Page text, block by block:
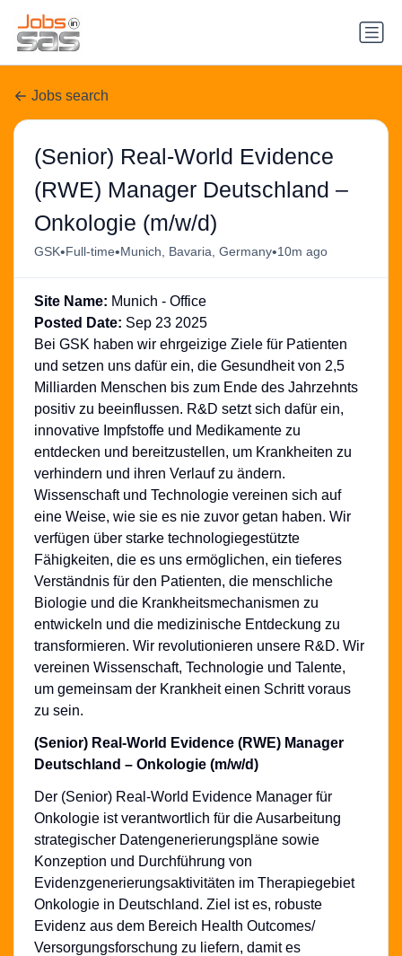
Jobs search
(Senior) Real-World Evidence
(RWE) Manager Deutschland –
Onkologie (m/w/d)
GSK•Full-time•Munich, Bavaria, Germany•10m ago
Site Name: Munich - Office
Posted Date: Sep 23 2025
Bei GSK haben wir ehrgeizige Ziele für Patienten
und setzen uns dafür ein, die Gesundheit von 2,5
Milliarden Menschen bis zum Ende des Jahrzehnts
positiv zu beeinflussen. R&D setzt sich dafür ein,
innovative Impfstoffe und Medikamente zu
entdecken und bereitzustellen, um Krankheiten zu
verhindern und ihren Verlauf zu ändern.
Wissenschaft und Technologie vereinen sich auf
eine Weise, wie sie es nie zuvor getan haben. Wir
verfügen über starke technologiegestützte
Fähigkeiten, die es uns ermöglichen, ein tieferes
Verständnis für den Patienten, die menschliche
Biologie und die Krankheitsmechanismen zu
entwickeln und die medizinische Entdeckung zu
transformieren. Wir revolutionieren unsere R&D. Wir
vereinen Wissenschaft, Technologie und Talente,
um gemeinsam der Krankheit einen Schritt voraus
zu sein.
(Senior) Real-World Evidence (RWE) Manager
Deutschland – Onkologie (m/w/d)
Der (Senior) Real-World Evidence Manager für
Onkologie ist verantwortlich für die Ausarbeitung
strategischer Datengenerierungsplänesowie
Konzeption und Durchführung von
Evidenzgenerierungsaktivitäten im Therapiegebiet
Onkologie in Deutschland. Ziel ist es, robuste
Evidenz aus dem Bereich Health Outcomes/
Versorgungsforschung zu liefern, damit es